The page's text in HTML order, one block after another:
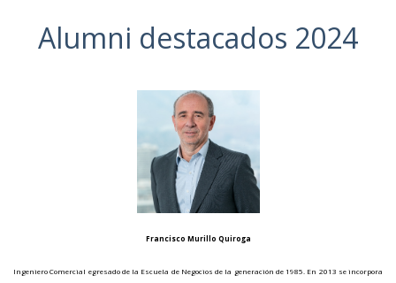
Alumni destacados 2024
Francisco Murillo Quiroga
Ingeniero Comercial egresado de la Escuela de Negocios de la generación de 1985. En 2013 se incorpora